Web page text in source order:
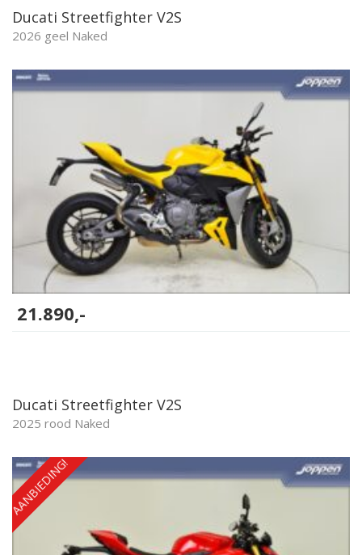
Ducati Streetfighter V2S
2026 geel Naked
21.890,-
Ducati Streetfighter V2S
2025 rood Naked
AANBIEDING!